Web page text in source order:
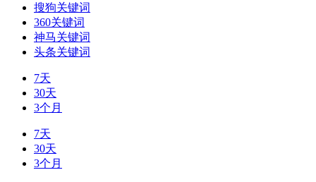
搜狗关键词
360关键词
神马关键词
头条关键词
7天
30天
3个月
7天
30天
3个月